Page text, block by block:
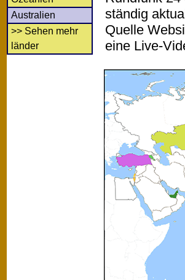
Australien
>> Sehen mehr
länder
ständig
Quelle
eine Live-